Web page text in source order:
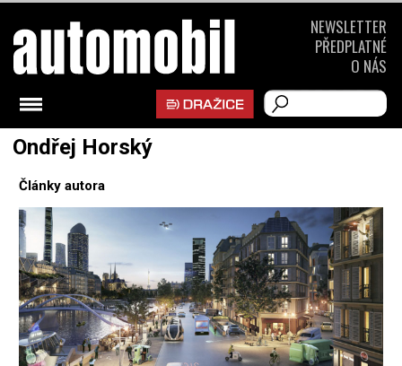
Ondřej Horský
Články autora
NEWSLETTER
PŘEDPLATNÉ
O NÁS